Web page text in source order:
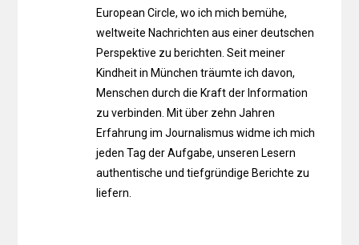
European Circle, wo ich mich bemühe,
weltweite Nachrichten aus einer deutschen
Perspektive zu berichten. Seit meiner
Kindheit in München träumte ich davon,
Menschen durch die Kraft der Information
zu verbinden. Mit über zehn Jahren
Erfahrung im Journalismus widme ich mich
jeden Tag der Aufgabe, unseren Lesern
authentische und tiefgründige Berichte zu
liefern.